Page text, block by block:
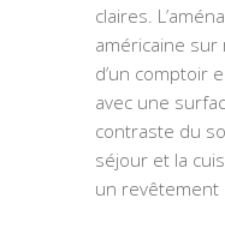
claires.
américaine sur
d’un comptoir
avec une
contraste du
séjour et la
un revêtement